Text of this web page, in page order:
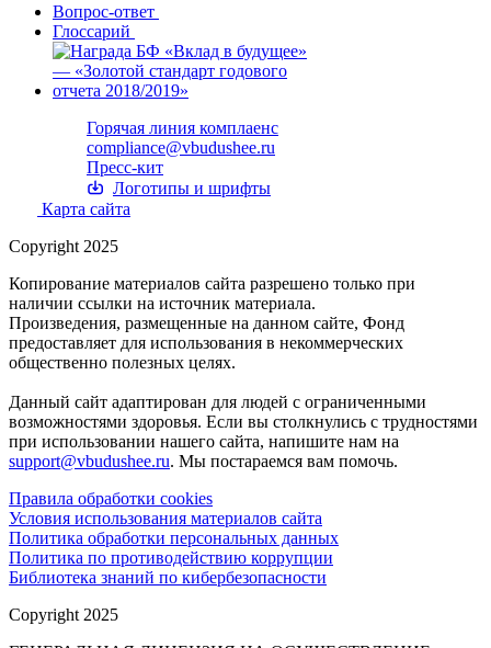
Вопрос-ответ
Глоссарий
Горячая линия комплаенс
compliance@vbudushee.ru
Пресс-кит
Логотипы и шрифты
Карта сайта
Copyright 2025
Копирование материалов сайта разрешено только при
наличии ссылки на источник материала.
Произведения, размещенные на данном сайте, Фонд
предоставляет для использования в некоммерческих
общественно полезных целях.
Данный сайт адаптирован для людей с ограниченными
возможностями здоровья. Если вы столкнулись с трудностями
при использовании нашего сайта, напишите нам на
support@vbudushee.ru. Мы постараемся вам помочь.
Правила обработки cookies
Условия использования материалов сайта
Политика обработки персональных данных
Политика по противодействию коррупции
Библиотека знаний по кибербезопасности
Copyright 2025